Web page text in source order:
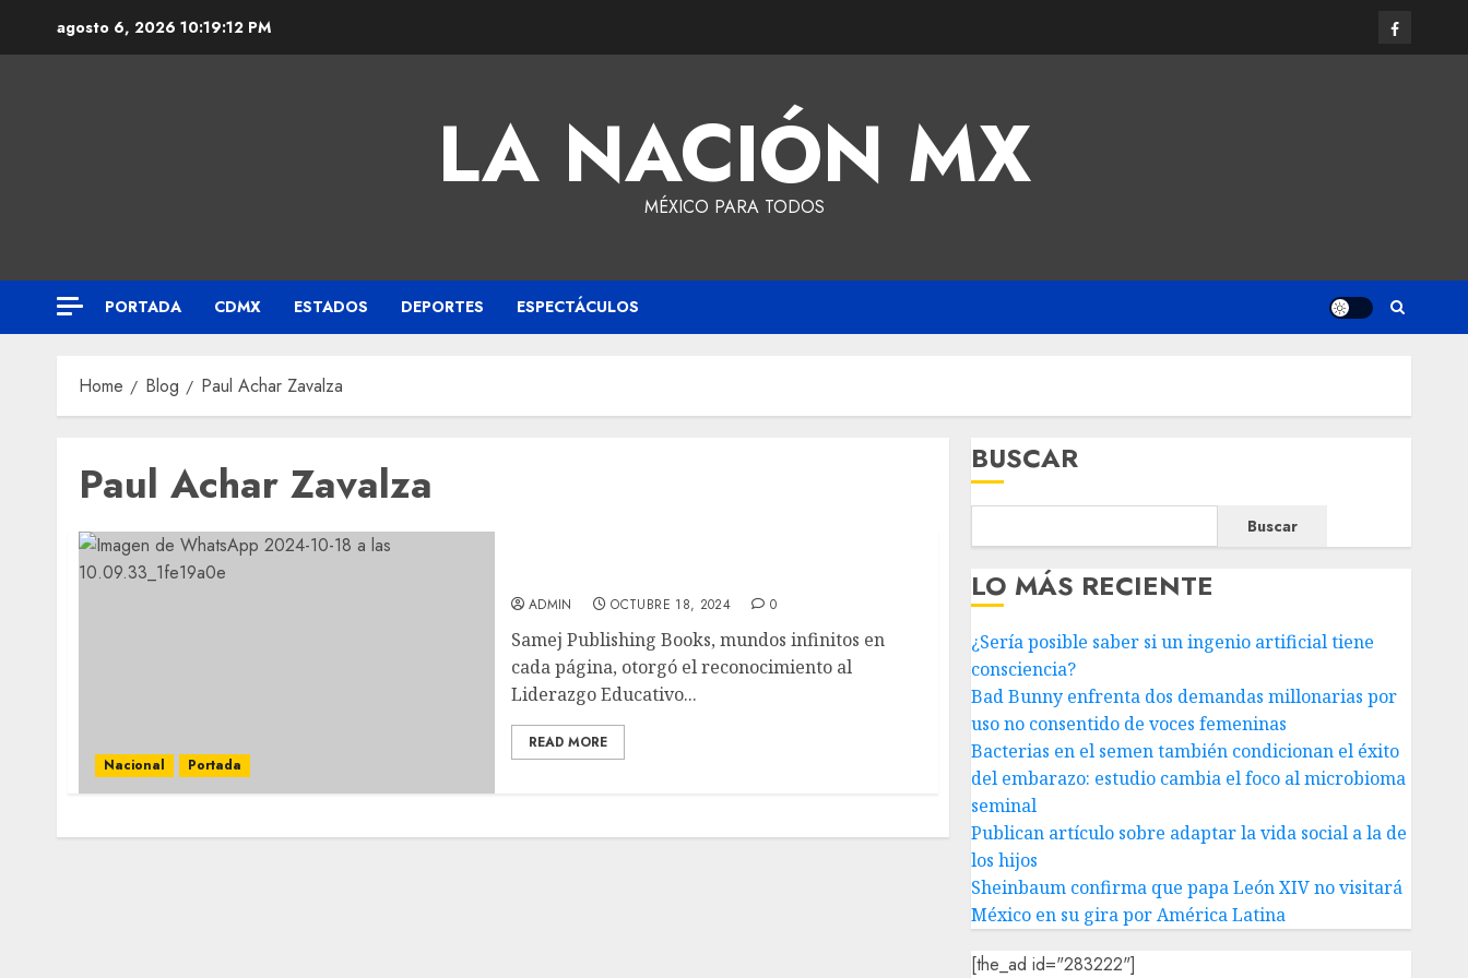
agosto 6, 2026 10:19:13 PM
LA NACIÓN MX
MÉXICO PARA TODOS
PORTADA CDMX ESTADOS DEPORTES ESPECTÁCULOS
Home Blog Paul Achar Zavalza
Paul Achar Zavalza
Nacional Portada
ADMIN OCTUBRE 18, 2024 0
Samej Publishing Books, mundos infinitos en
cada página, otorgó el reconocimiento al
Liderazgo Educativo...
READ MORE
BUSCAR
Buscar
LO MÁS RECIENTE
¿Sería posible saber si un ingenio artificial tiene
consciencia?
Bad Bunny enfrenta dos demandas millonarias por
uso no consentido de voces femeninas
Bacterias en el semen también condicionan el éxito
del embarazo: estudio cambia el foco al microbioma
seminal
Publican artículo sobre adaptar la vida social a la de
los hijos
Sheinbaum confirma que papa León XIV no visitará
México en su gira por América Latina
[the_ad id="283222"]